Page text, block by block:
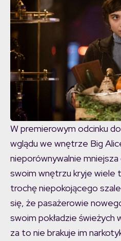
W premierowym odcinku
wglądu we wnętrze Big
nieporównywalnie
swoim wnętrzu kryje wiele
trochę niepokojącego
się, że pasażerowie
swoim pokładzie świeżych
za to nie brakuje im